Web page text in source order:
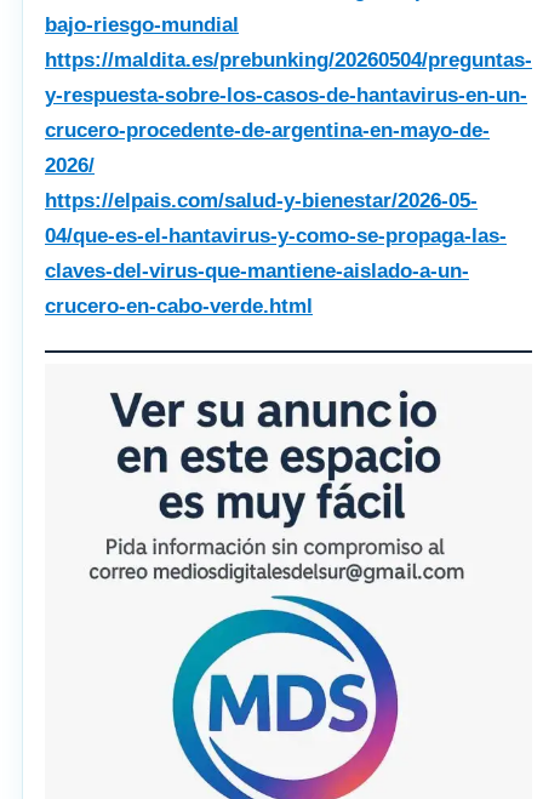
bajo-riesgo-mundial
https://maldita.es/prebunking/20260504/preguntas-
y-respuesta-sobre-los-casos-de-hantavirus-en-un-
crucero-procedente-de-argentina-en-mayo-de-
2026/
https://elpais.com/salud-y-bienestar/2026-05-
04/que-es-el-hantavirus-y-como-se-propaga-las-
claves-del-virus-que-mantiene-aislado-a-un-
crucero-en-cabo-verde.html